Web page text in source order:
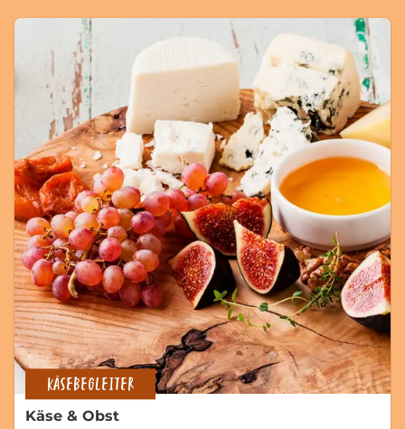
KÄSEBEGLEITER
Käse & Obst